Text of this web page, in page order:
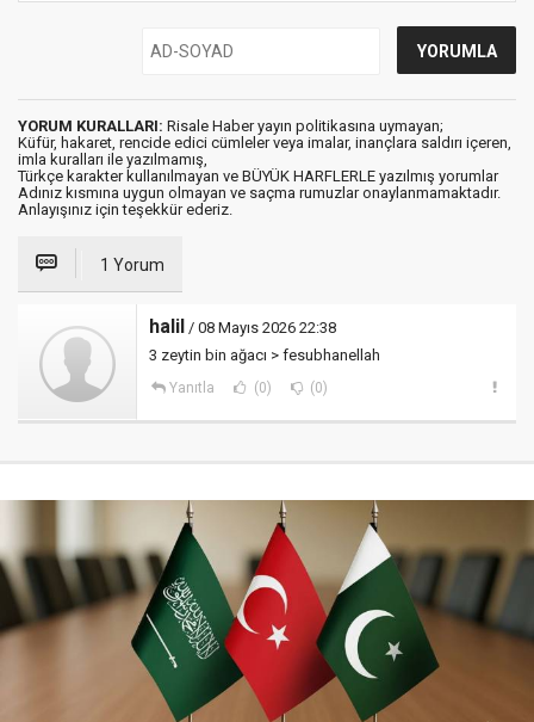
YORUM KURALLARI: Risale Haber yayın politikasına uymayan;
Küfür, hakaret, rencide edici cümleler veya imalar, inançlara saldırı içeren,
imla kuralları ile yazılmamış,
Türkçe karakter kullanılmayan ve BÜYÜK HARFLERLE yazılmış yorumlar
Adınız kısmına uygun olmayan ve saçma rumuzlar onaylanmamaktadır.
Anlayışınız için teşekkür ederiz.
1 Yorum
halil / 08 Mayıs 2026 22:38
3 zeytin bin ağacı > fesubhanellah
Yanıtla (0) (0)